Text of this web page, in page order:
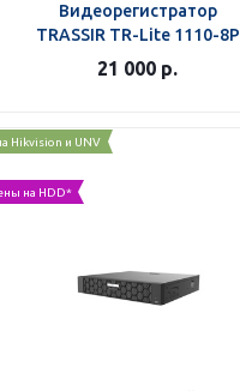
Видеорегистратор
TRASSIR TR-Lite 1110-8P
21 000 р.
Hikvision и UNV
на HDD*